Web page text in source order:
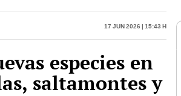
17 Jun 2026 | 15:43 h
especies en
saltamontes y